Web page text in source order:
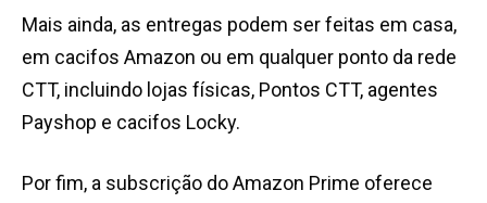
Mais ainda, as entregas podem ser feitas em casa,
em cacifos Amazon ou em qualquer ponto da rede
CTT, incluindo lojas físicas, Pontos CTT, agentes
Payshop e cacifos Locky.
Por fim, a subscrição do Amazon Prime oferece